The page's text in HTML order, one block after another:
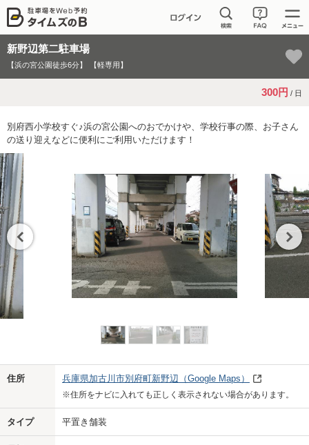
新野辺第二駐車場
【浜の宮公園徒歩6分】 【軽専用】
300円 / 日
別府西小学校すぐ♪浜の宮公園へのおでかけや、学校行事の際、お子さん
の送り迎えなどに便利にご利用いただけます！
住所
兵庫県加古川市別府町新野辺 （Google Maps）
※住所をナビに入れても正しく表示されない場合があります。
タイプ 平置き舗装